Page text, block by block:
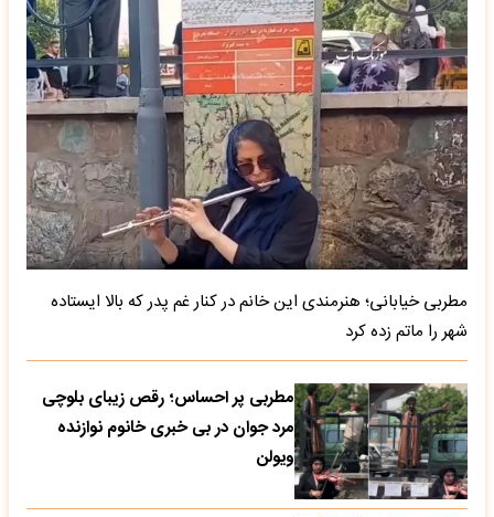
مطربی خیابانی؛ هنرمندی این خانم در کنار غم پدر که بالا ایستاده
شهر را ماتم زده کرد
مطربی پر احساس؛ رقص زیبای بلوچی
مرد جوان در بی خبری خانوم نوازنده
ویولن